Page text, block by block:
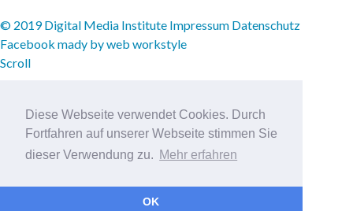
Diese Webseite verwendet Cookies. Durch
Fortfahren auf unserer Webseite stimmen Sie
dieser Verwendung zu. Mehr erfahren
OK
© 2019 Digital Media Institute Impressum Datenschutz
Facebook mady by web workstyle
Scroll